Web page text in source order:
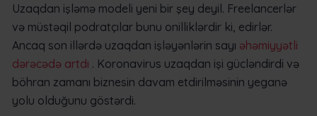
Uzaqdan işləmə modeli yeni bir şey deyil. Freelancerlər
və müstəqil podratçılar bunu onilliklərdir ki, edirlər.
Ancaq son illərdə uzaqdan işləyənlərin sayı əhəmiyyətli
dərəcədə artdı . Koronavirus uzaqdan işi gücləndirdi və
böhran zamanı biznesin davam etdirilməsinin yeganə
yolu olduğunu göstərdi.